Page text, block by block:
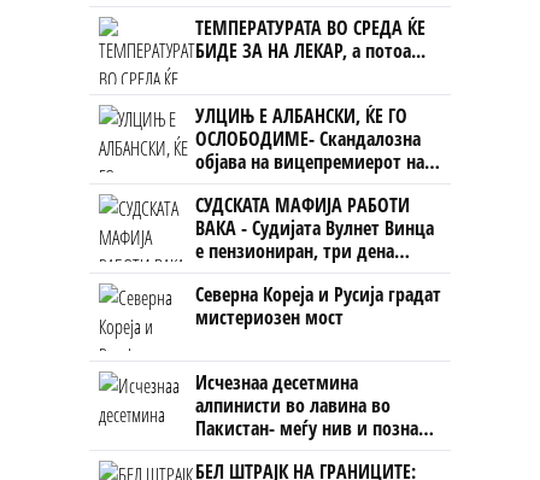
ТЕМПЕРАТУРАТА ВО СРЕДА ЌЕ
БИДЕ ЗА НА ЛЕКАР, а потоа...
УЛЦИЊ Е АЛБАНСКИ, ЌЕ ГО
ОСЛОБОДИМЕ- Скандалозна
објава на вицепремиерот на
Црна Гора
СУДСКАТА МАФИЈА РАБОТИ
ВАКА - Судијата Вулнет Винца
е пензиониран, три дена
откако му го врати пасошот
на бизнисменот Марковски
Северна Кореја и Русија градат
мистериозен мост
Исчезнаа десетмина
алпинисти во лавина во
Пакистан- меѓу нив и познат
Непалец
БЕЛ ШТРАЈК НА ГРАНИЦИТЕ: